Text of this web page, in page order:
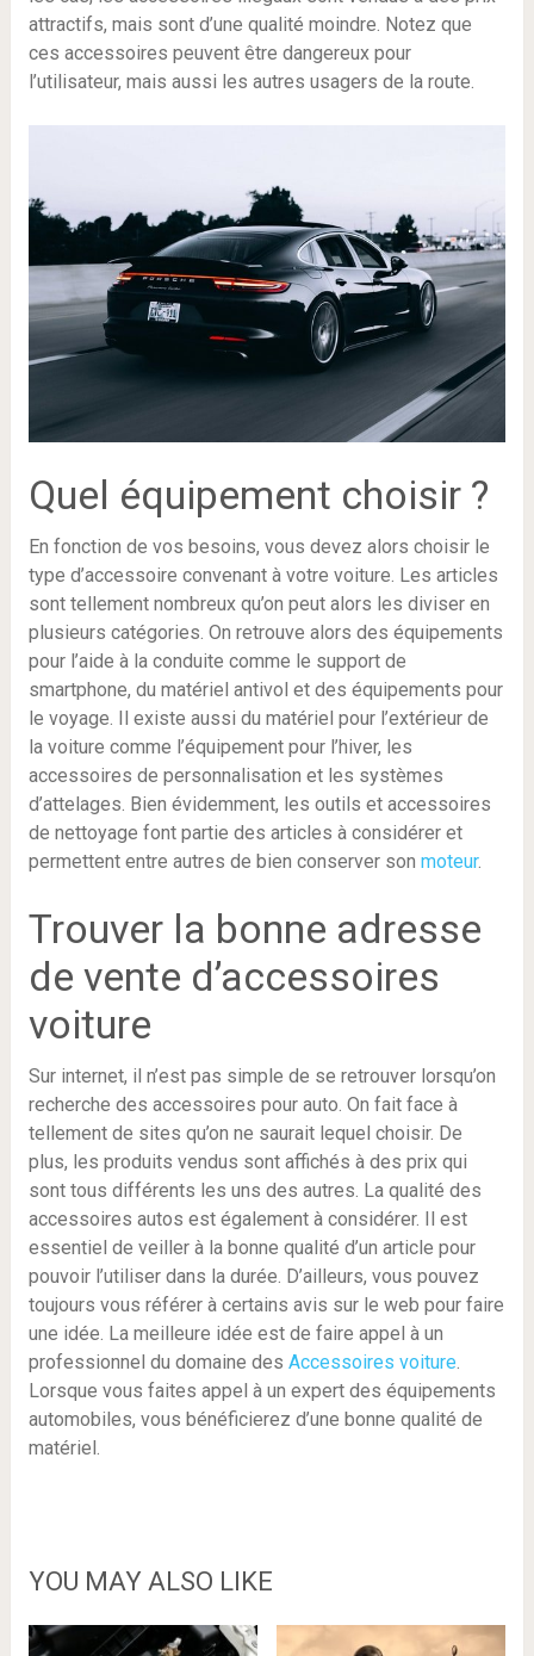
attractifs, mais sont d’une qualité moindre. Notez que
ces accessoires peuvent être dangereux pour
l’utilisateur, mais aussi les autres usagers de la route.
Quel équipement choisir ?
En fonction de vos besoins, vous devez alors choisir le
type d’accessoire convenant à votre voiture. Les articles
sont tellement nombreux qu’on peut alors les diviser en
plusieurs catégories. On retrouve alors des équipements
pour l’aide à la conduite comme le support de
smartphone, du matériel antivol et des équipements pour
le voyage. Il existe aussi du matériel pour l’extérieur de
la voiture comme l’équipement pour l’hiver, les
accessoires de personnalisation et les systèmes
d’attelages. Bien évidemment, les outils et accessoires
de nettoyage font partie des articles à considérer et
permettent entre autres de bien conserver son moteur.
Trouver la bonne adresse
de vente d’accessoires
voiture
Sur internet, il n’est pas simple de se retrouver lorsqu’on
recherche des accessoires pour auto. On fait face à
tellement de sites qu’on ne saurait lequel choisir. De
plus, les produits vendus sont affichés à des prix qui
sont tous différents les uns des autres. La qualité des
accessoires autos est également à considérer. Il est
essentiel de veiller à la bonne qualité d’un article pour
pouvoir l’utiliser dans la durée. D’ailleurs, vous pouvez
toujours vous référer à certains avis sur le web pour faire
une idée. La meilleure idée est de faire appel à un
professionnel du domaine des Accessoires voiture.
Lorsque vous faites appel à un expert des équipements
automobiles, vous bénéficierez d’une bonne qualité de
matériel.
YOU MAY ALSO LIKE